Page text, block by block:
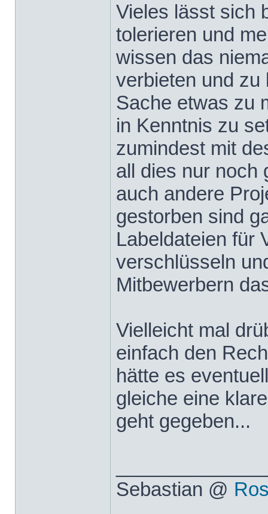
Vieles lässt sich
tolerieren und
wissen das
verbieten und zu
Sache etwas zu
in Kenntnis zu
zumindest mit
all dies nur noch
auch andere
gestorben sind
Labeldateien für
verschlüsseln
Mitbewerbern
Vielleicht mal
einfach den
hätte es
gleiche eine
geht gegeben...
Sebastian @